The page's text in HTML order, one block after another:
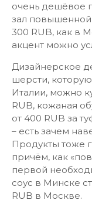
очень дешёвое
зал повышенной
300 RUB, как в
акцент можно
Дизайнерское
шерсти,
Италии, можно
RUB, кожаная
от 400 RUB за
– есть зачем
Продукты тоже
причём, как
первой
соус в Минске
RUB в Москве.